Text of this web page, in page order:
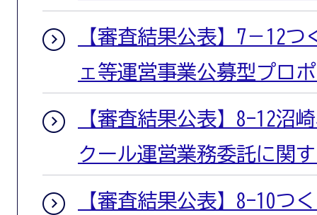
【審査結果公表】7－12
ェ等運営事業公募型プロ
【審査結果公表】8-12沼
クール運営業務委託に関
【審査結果公表】8-10つ